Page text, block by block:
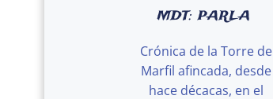
MDT: PARLA
Crónica de la Torre de
Marfil afincada, desde
hace décacas, en el